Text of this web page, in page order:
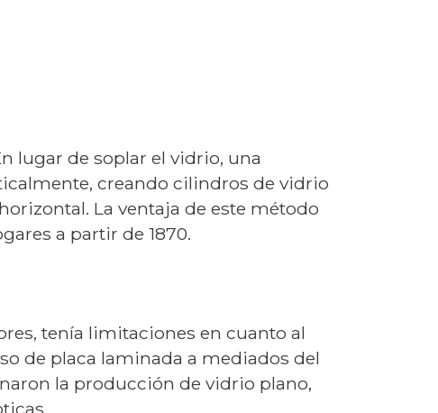
lugar de soplar el vidrio, una
creando cilindros de vidrio
La ventaja de este método
a partir de 1870.
tenía limitaciones en cuanto al
de placa laminada a mediados del
la producción de vidrio plano,